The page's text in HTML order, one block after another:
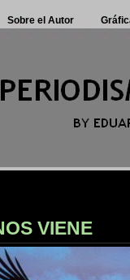
Sobre el Autor
VIENE